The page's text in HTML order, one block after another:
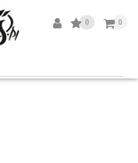
0
0